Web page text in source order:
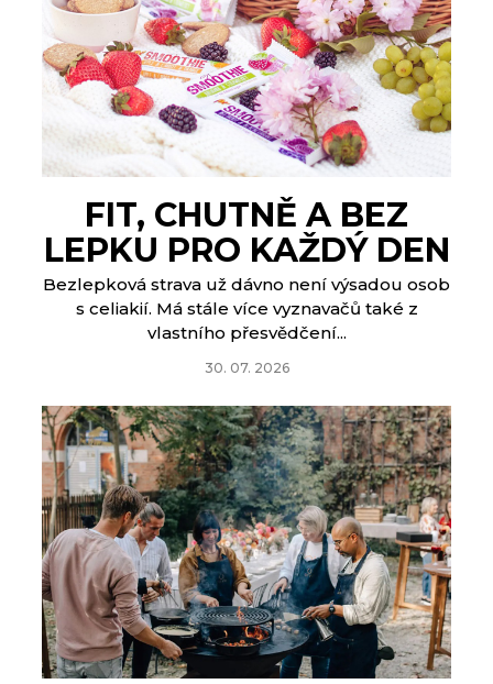
FIT, CHUTNĚ A BEZ
LEPKU PRO KAŽDÝ DEN
Bezlepková strava už dávno není výsadou osob
s celiakií. Má stále více vyznavačů také z
vlastního přesvědčení...
30. 07. 2026